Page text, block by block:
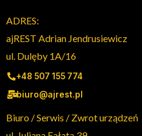
ADRES:
ajREST Adrian Jendrusiewicz
ul. Dulęby 1A/16
+48 507 155 774
biuro@ajrest.pl
Biuro / Serwis / Zwrot urządzeń